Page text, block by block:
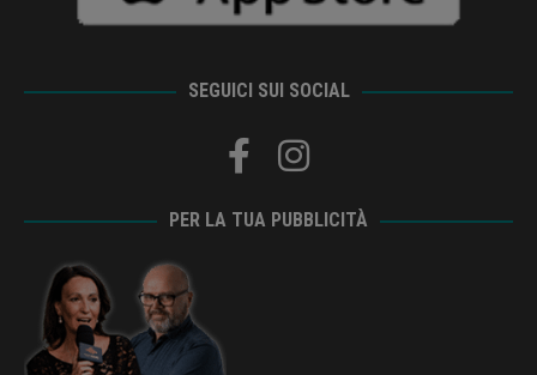
SEGUICI SUI SOCIAL
PER LA TUA PUBBLICITÀ